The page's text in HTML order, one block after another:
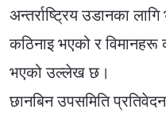
अन्तर्राष्ट्रिय उडानका लागि
कठिनाइ भएको र विमानहरू
भएको उल्लेख छ।
छानबिन उपसमिति